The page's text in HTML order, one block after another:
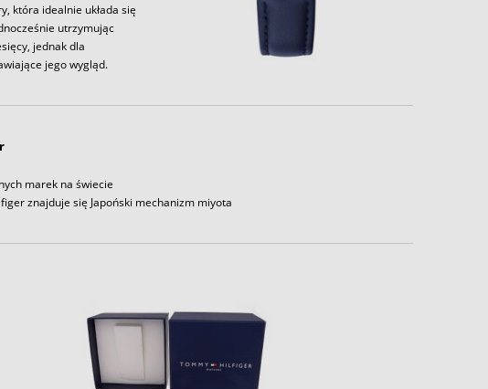
która idealnie układa się
utrzymując
jednak dla
jego wygląd.
marek na świecie
znajduje się Japoński mechanizm miyota